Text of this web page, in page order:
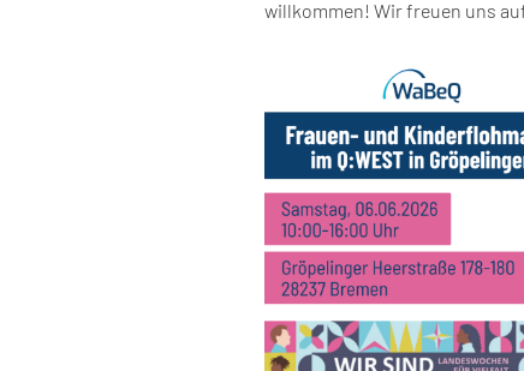
willkommen! Wir freuen uns